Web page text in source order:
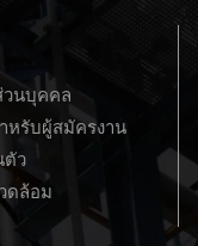
วนบุคคล
หรับผู้สมัครงาน
ตัว
ดล้อม